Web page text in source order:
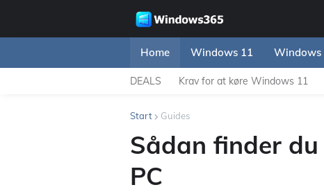
Home Windows 11 Windows
DEALS Krav for at køre Windows 11
Start Guides
Sådan finder
PC